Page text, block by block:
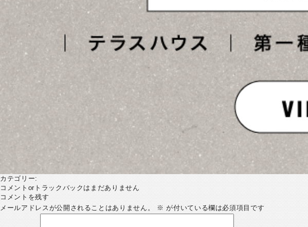
カテゴリー:
コメントorトラックバックはまだありません
コメントを残す
メールアドレスが公開されることはありません。
※ が付いている欄は必須項目です